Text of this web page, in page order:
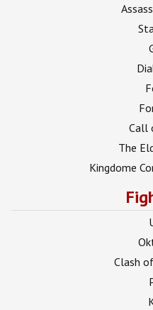
Call
The
Kingdome
Clash